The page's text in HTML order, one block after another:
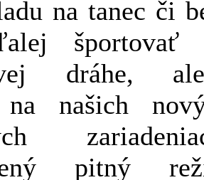
na tanec či
športovať
dráhe,
našich
pitný